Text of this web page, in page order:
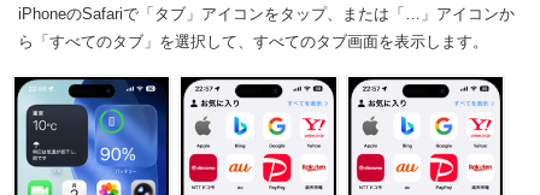
iPhoneのSafariで「タブ」アイコンをタップ、または「…」アイコンか
ら「すべてのタブ」を選択して、すべてのタブ画面を表示します。